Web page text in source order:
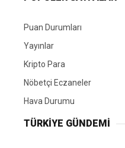
Puan Durumları
Yayınlar
Kripto Para
Nöbetçi Eczaneler
Hava Durumu
TÜRKIYE GÜNDEMI